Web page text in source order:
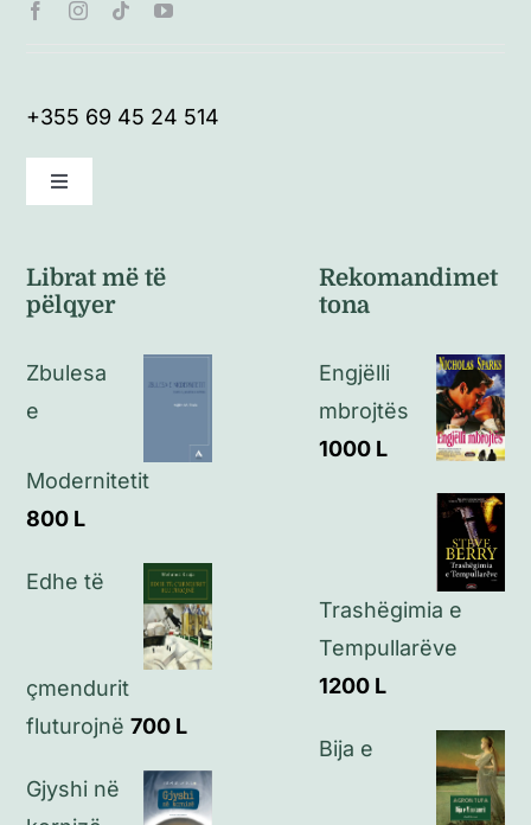
+355 69 45 24 514
Toggle
Politikat e kthimeve
Politikat e privatësisë
Librat më të
pëlqyer
Zbulesa
e
Modernitetit
800 L
Edhe të
çmendurit
fluturojnë 700 L
Gjyshi në
Rekomandimet
tona
Engjëlli
mbrojtës
1000 L
Trashëgimia e
Tempullarëve
1200 L
Bija e